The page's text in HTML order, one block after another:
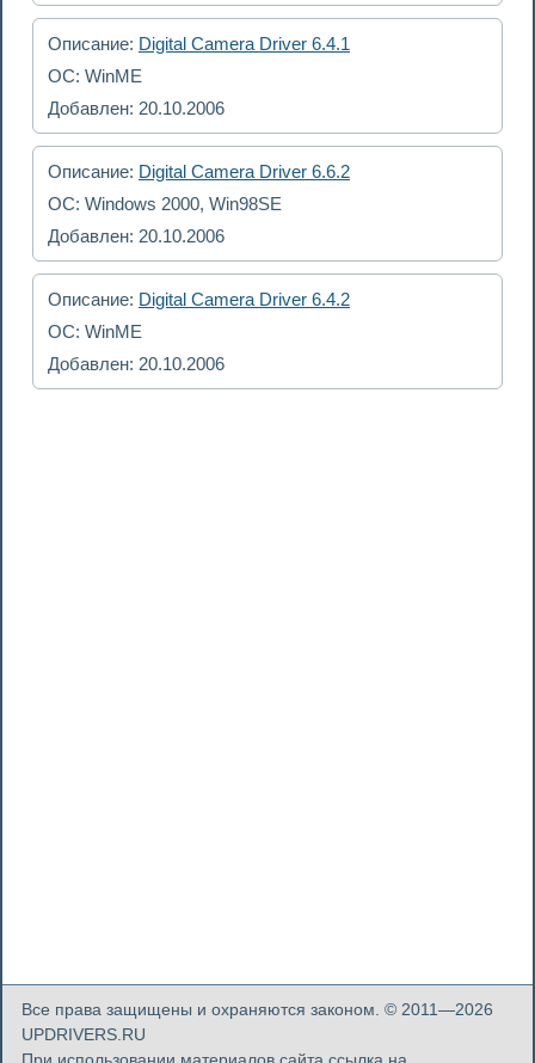
Описание: Digital Camera Driver 6.4.1
ОС: WinME
Добавлен: 20.10.2006
Описание: Digital Camera Driver 6.6.2
ОС: Windows 2000, Win98SE
Добавлен: 20.10.2006
Описание: Digital Camera Driver 6.4.2
ОС: WinME
Добавлен: 20.10.2006
Все права защищены и охраняются законом. © 2011—2026
UPDRIVERS.RU